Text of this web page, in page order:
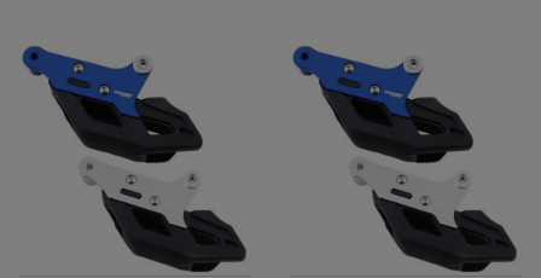
REDRESSEUR / REGULATEUR
STATOR
ENTRETIEN MOTO
ATELIER, PADDOCK, STAND
ANTIPARASITE NGK
BOUGIE NGK
FILTRE A AIR
FILTRE A HUILE
FILTRE ET ACCESSOIRE ESSENCE
OUTILLAGE
ACCESSOIRE + VISSERIE FREINAGE
DISQUE DE FREIN ARRIERE
PLAQUETTE DE FREIN AVANT
PLAQUETTE DE FREIN ARRIERE
MAÎTRE CYLINDRE